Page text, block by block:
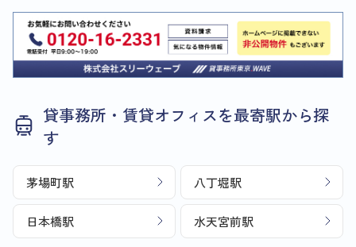
貸事務所・賃貸オフィスを最寄駅から探
す
茅場町駅 八丁堀駅
日本橋駅 水天宮前駅